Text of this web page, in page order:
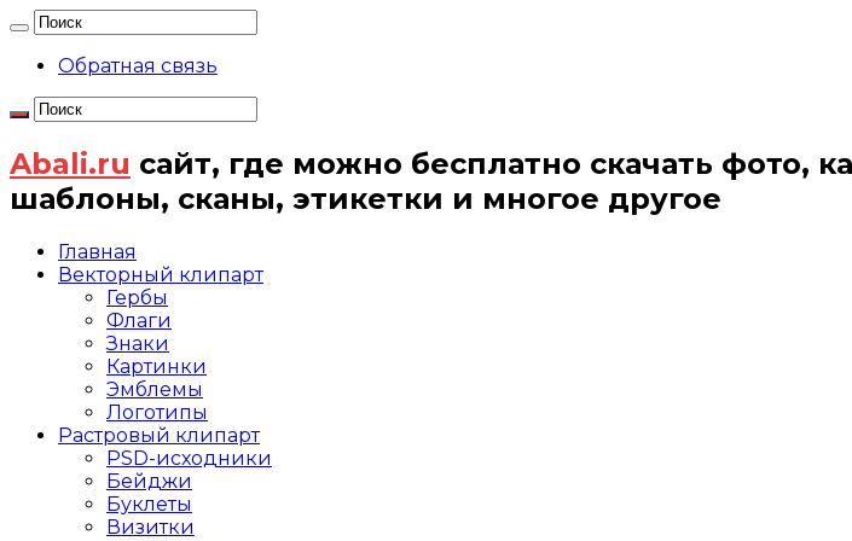
Обратная связь
Abali.ru сайт, где можно бесплатно скачать фото,
шаблоны, сканы, этикетки и многое другое
Главная
Векторный клипарт
Гербы
Флаги
Знаки
Картинки
Эмблемы
Логотипы
Растровый клипарт
PSD-исходники
Бейджи
Буклеты
Визитки